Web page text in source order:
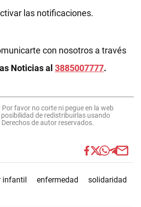
las notificaciones.
con nosotros a través
Noticias al 3885007777.
favor no corte ni pegue en la web
de redistribuirlas usando
de autor reservados.
infantil enfermedad solidaridad